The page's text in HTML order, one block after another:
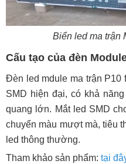
Biển led ma trận
Cấu tạo của đèn
Đèn led mdule ma trận P10
SMD hiện đại, có khả
quang lớn. Mắt led SMD
chuyển màu mượt mà, tiêu
led thông thường.
Tham khảo sản phẩm: tại